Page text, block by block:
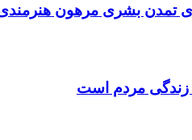
تمدن بشری مرهون
زندگی مردم است